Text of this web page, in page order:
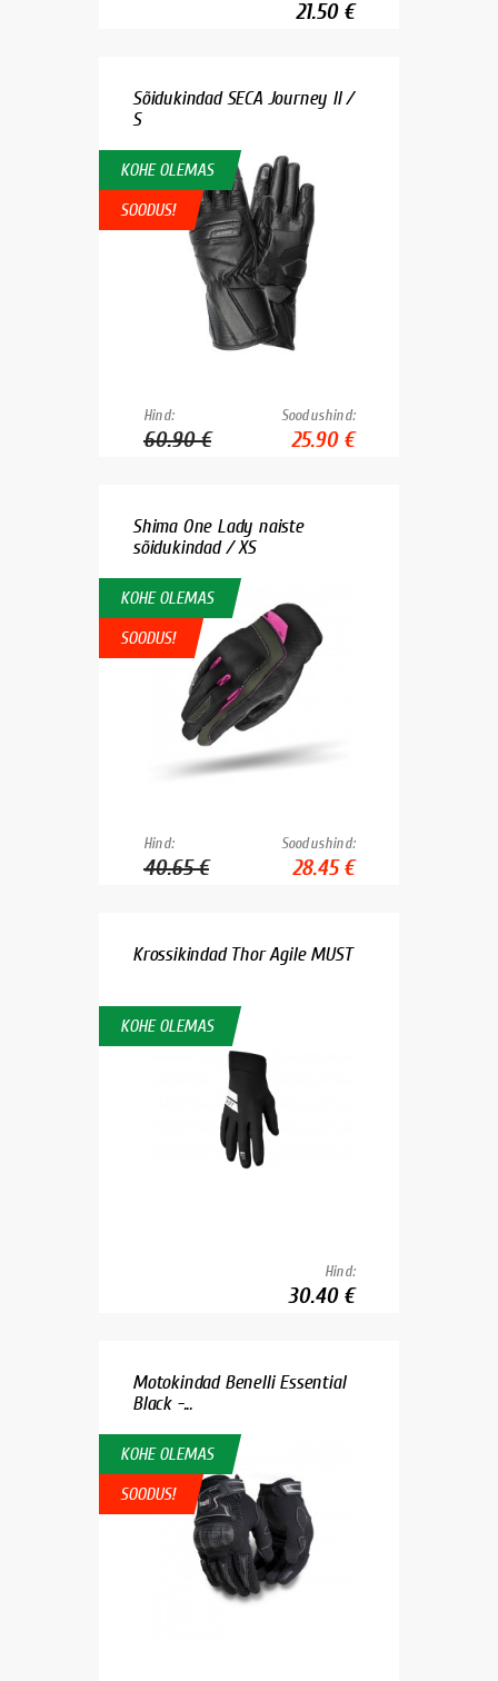
21.50 €
Sõidukindad SECA Journey II /
S
KOHE OLEMAS
SOODUS!
Hind:
60.90 €
Soodushind:
25.90 €
Shima One Lady naiste
sõidukindad / XS
KOHE OLEMAS
SOODUS!
Hind:
40.65 €
Soodushind:
28.45 €
Krossikindad Thor Agile MUST
KOHE OLEMAS
Hind:
30.40 €
Motokindad Benelli Essential
Black -...
KOHE OLEMAS
SOODUS!